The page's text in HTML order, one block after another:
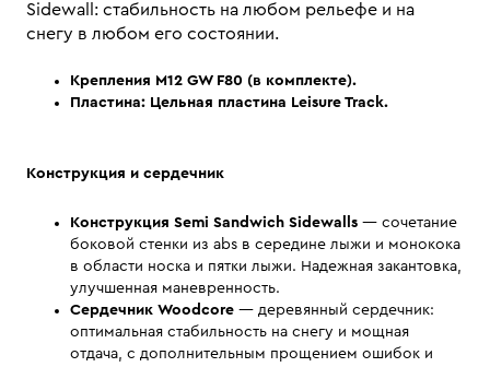
Sidewall: стабильность на любом рельефе и на
снегу в любом его состоянии.
Крепления M12 GW F80 (в комплекте).
Пластина: Цельная пластина Leisure Track.
Конструкция и сердечник
Конструкция Semi Sandwich Sidewalls — сочетание
боковой стенки из abs в середине лыжи и монокока
в области носка и пятки лыжи. Надежная закантовка,
улучшенная маневренность.
Cердечник Woodcore — деревянный сердечник:
оптимальная стабильность на снегу и мощная
отдача, с дополнительным прощением ошибок и